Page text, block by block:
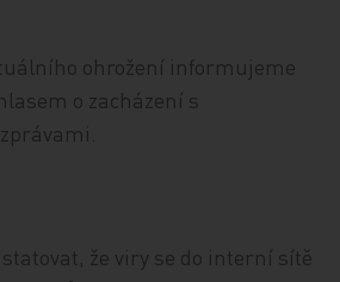
ohrožení informujeme
o zacházení s
že viry se do interní sítě